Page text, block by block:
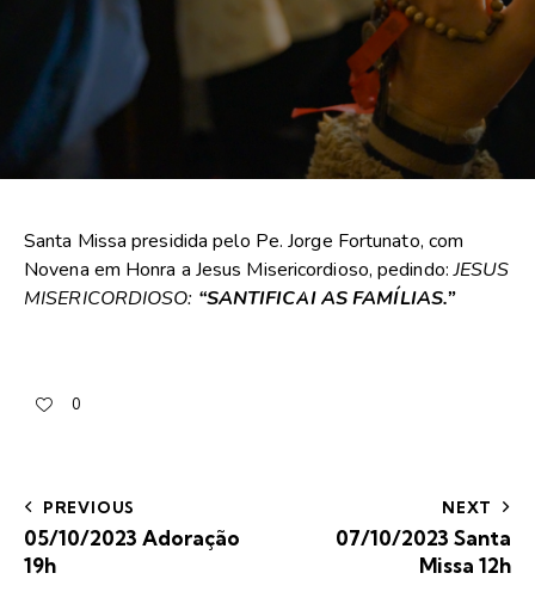
Santa Missa presidida pelo Pe. Jorge Fortunato, com
Novena em Honra a Jesus Misericordioso, pedindo:JESUS
MISERICORDIOSO: “SANTIFICAI AS FAMÍLIAS.”
0
PREVIOUS
05/10/2023 Adoração
19h
NEXT
07/10/2023 Santa
Missa 12h